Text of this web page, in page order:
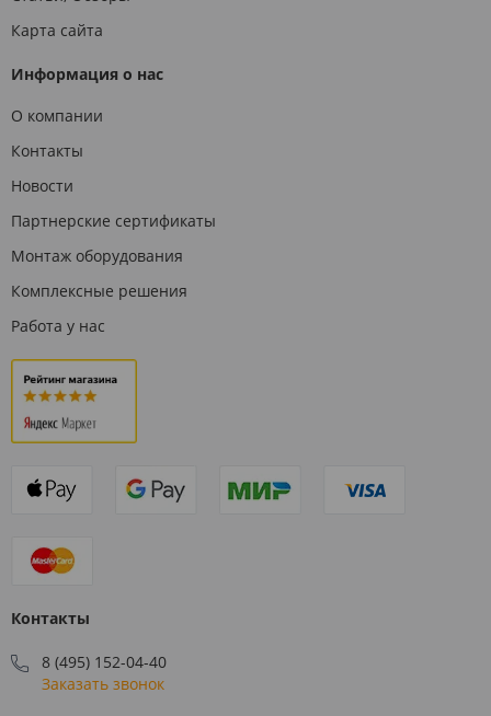
Карта сайта
Информация о нас
О компании
Контакты
Новости
Партнерские сертификаты
Монтаж оборудования
Комплексные решения
Работа у нас
Контакты
8 (495) 152-04-40
Заказать звонок